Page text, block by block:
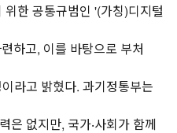
한 공통규범인 '(가칭)디지털
하고, 이를 바탕으로 부처
라고 밝혔다. 과기정통부는
은 없지만, 국가‧사회가 함께